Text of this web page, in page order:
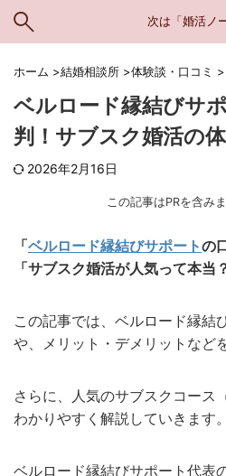
次は「婚活ノ
ホーム >結婚相談所 >体験談・口コミ >
ベルロード縁結びサ
判！サブスク婚活の
2026年2月16日
この記事はPRを含み
「ベルロード縁結びサポートの
「サブスク婚活が人気って本当
この記事では、ベルロード縁結
や、メリット・デメリットなど
さらに、人気のサブスクコース
わかりやすく解説していきます。
ベルロード縁結びサポート代表